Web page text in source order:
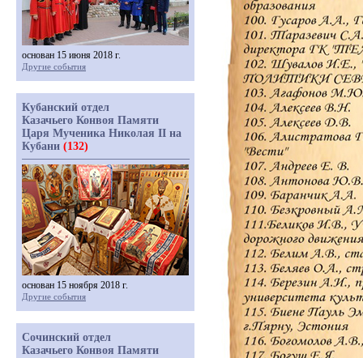
основан 15 июня 2018 г.
Другие события
Кубанский отдел
Казачьего Конвоя Памяти
Царя Мученика Николая II на
Кубани (132)
основан 15 ноября 2018 г.
Другие события
Сочинский отдел
Казачьего Конвоя Памяти